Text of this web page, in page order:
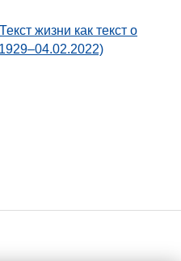
Текст жизни как текст о